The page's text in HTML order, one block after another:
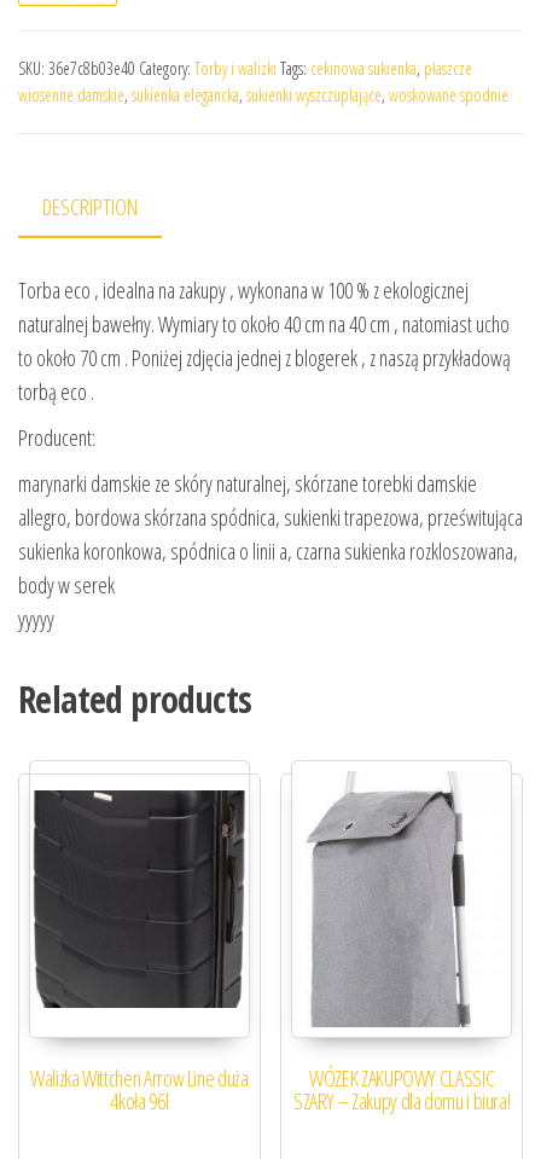
SKU: 36e7c8b03e40 Category: Torby i walizki Tags: cekinowa sukienka, płaszcze
wiosenne damskie, sukienka elegancka, sukienki wyszczuplające, woskowane spodnie
DESCRIPTION
Torba eco , idealna na zakupy , wykonana w 100 % z ekologicznej
naturalnej bawełny. Wymiary to około 40 cm na 40 cm , natomiast ucho
to około 70 cm . Poniżej zdjęcia jednej z blogerek , z naszą przykładową
torbą eco .
Producent:
marynarki damskie ze skóry naturalnej, skórzane torebki damskie
allegro, bordowa skórzana spódnica, sukienki trapezowa, prześwitująca
sukienka koronkowa, spódnica o linii a, czarna sukienka rozkloszowana,
body w serek
yyyyy
Related products
Walizka Wittchen Arrow Line duża
4koła 96l
WÓZEK ZAKUPOWY CLASSIC
SZARY – Zakupy dla domu i biura!